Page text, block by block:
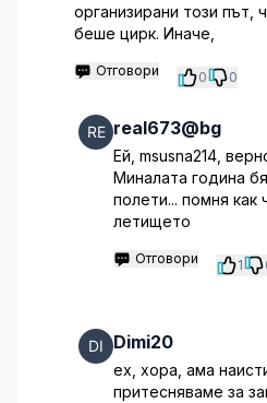
организирани този път,
беше цирк. Иначе,
Отговори 0 0
real673@bg
Ей, msusna214,
Миналата година
полети... помня как
летището
Отговори 1
Dimi20
ех, хора, ама
притесняваме за